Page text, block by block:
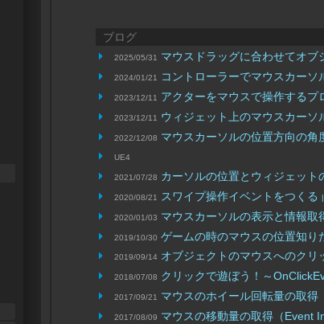
ブログ
2025/05/31 マウスドラッグに合わせてオ
2024/01/21 コントローラーでマウスカーソ
2023/12/11 アクターをマウスで操作するプ
2023/12/11 ウィジェット上のマウスカーソ
2022/12/08 マウスカーソルの位置方向の角
UE4
2021/07/28 カーソルの位置とウィジェット
2020/08/21 スワイプ操作イベントをつくる
2020/01/03 マウスカーソルの表示と情報取
2019/10/30 ゲームの時のマウスの位置知り
2019/09/14 オブジェクトのマウスへのク
2018/07/08 クリックで遊ぼう！～
2017/09/21 マウスのホイール回転量の取得
2017/08/09 マウスの移動量の取得（Event